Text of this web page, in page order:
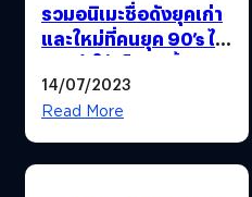
รวมอนิเมะชื่อดังยุคเก่า
และใหม่ที่คนยุค 90’s ไม่
แนะนำให้เด็กยุคนี้ดู
14/07/2023
Read More